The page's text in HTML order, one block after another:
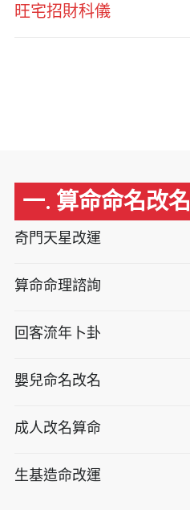
旺宅招財科儀
一. 算命命名改名
奇門天星改運
算命命理諮詢
回客流年卜卦
嬰兒命名改名
成人改名算命
生基造命改運